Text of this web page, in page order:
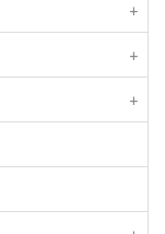
+
+
+